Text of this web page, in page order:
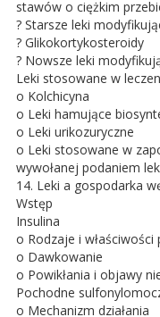
stawów o ciężkim
? Starsze leki
? Glikokortykosteroidy
? Nowsze leki
Leki stosowane w
o Kolchicyna
o Leki hamujące
o Leki urikozuryczne
o Leki stosowane w
wywołanej podaniem
14. Leki a gospodarka
Wstęp
Insulina
o Rodzaje i
o Dawkowanie
o Powikłania i objawy
Pochodne
o Mechanizm działania